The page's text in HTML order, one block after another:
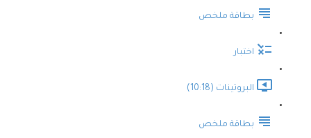
بطاقة ملخص
اختبار
البروتينات (10:18)
بطاقة ملخص